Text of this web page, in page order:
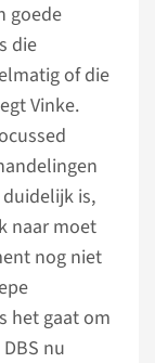
goede
die
of die
Vinke.
is,
naar moet
nog niet
het gaat om
nu